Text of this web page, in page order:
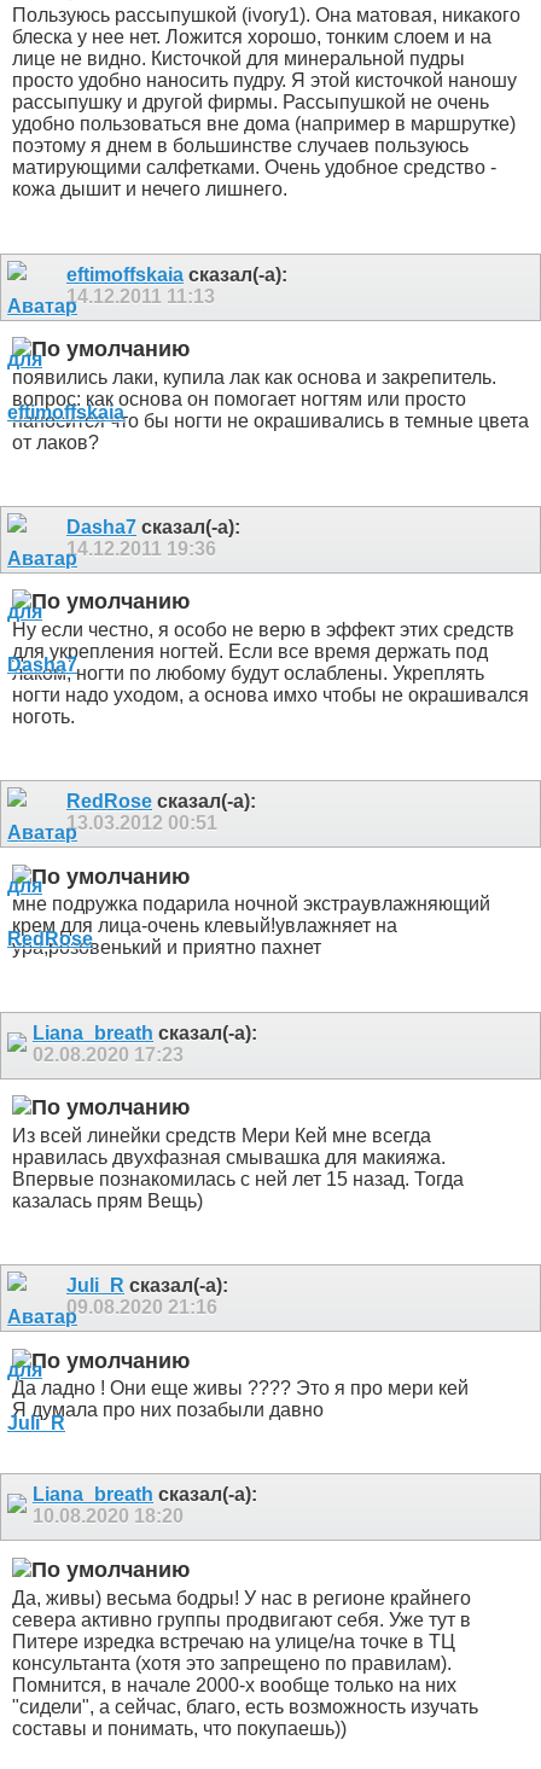
Пользуюсь рассыпушкой (ivory1). Она матовая, никакого
блеска у нее нет. Ложится хорошо, тонким слоем и на
лице не видно. Кисточкой для минеральной пудры
просто удобно наносить пудру. Я этой кисточкой наношу
рассыпушку и другой фирмы. Рассыпушкой не очень
удобно пользоваться вне дома (например в маршрутке)
поэтому я днем в большинстве случаев пользуюсь
матирующими салфетками. Очень удобное средство -
кожа дышит и нечего лишнего.
eftimoffskaia сказал(-а):
14.12.2011 11:13
появились лаки, купила лак как основа и закрепитель.
вопрос: как основа он помогает ногтям или просто
наносится что бы ногти не окрашивались в темные цвета
от лаков?
Dasha7 сказал(-а):
14.12.2011 19:36
Ну если честно, я особо не верю в эффект этих средств
для укрепления ногтей. Если все время держать под
лаком, ногти по любому будут ослаблены. Укреплять
ногти надо уходом, а основа имхо чтобы не окрашивался
ноготь.
RedRose сказал(-а):
13.03.2012 00:51
мне подружка подарила ночной экстраувлажняющий
крем для лица-очень клевый!увлажняет на
ура,розовенький и приятно пахнет
Liana_breath сказал(-а):
02.08.2020 17:23
Из всей линейки средств Мери Кей мне всегда
нравилась двухфазная смывашка для макияжа.
Впервые познакомилась с ней лет 15 назад. Тогда
казалась прям Вещь)
Juli_R сказал(-а):
09.08.2020 21:16
Да ладно ! Они еще живы ???? Это я про мери кей
Я думала про них позабыли давно
Liana_breath сказал(-а):
10.08.2020 18:20
Да, живы) весьма бодры! У нас в регионе крайнего
севера активно группы продвигают себя. Уже тут в
Питере изредка встречаю на улице/на точке в ТЦ
консультанта (хотя это запрещено по правилам).
Помнится, в начале 2000-х вообще только на них
"сидели", а сейчас, благо, есть возможность изучать
составы и понимать, что покупаешь))